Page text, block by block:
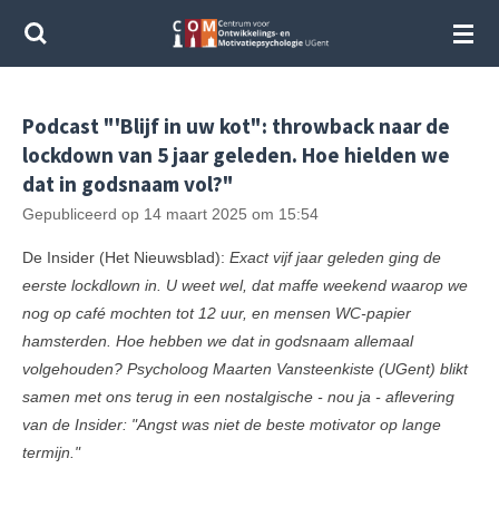
Ga
hoofdinhoud
Podcast "'Blijf in uw kot": throwback naar de
lockdown van 5 jaar geleden. Hoe hielden we
dat in godsnaam vol?"
Gepubliceerd op 14 maart 2025 om 15:54
De Insider (Het Nieuwsblad): Exact vijf jaar geleden ging de
eerste lockdlown in. U weet wel, dat maffe weekend waarop we
nog op café mochten tot 12 uur, en mensen WC-papier
hamsterden. Hoe hebben we dat in godsnaam allemaal
volgehouden? Psycholoog Maarten Vansteenkiste (UGent) blikt
samen met ons terug in een nostalgische - nou ja - aflevering
van de Insider: "Angst was niet de beste motivator op lange
termijn."